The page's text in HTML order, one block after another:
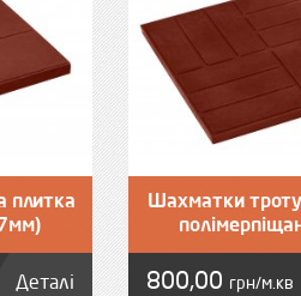
плитка
Деталі
Шахматки
800,00 грн/м.кв